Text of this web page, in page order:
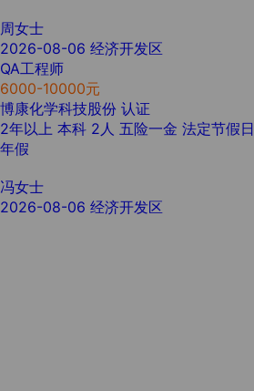
周女士
2026-08-06 经济开发区
QA工程师
6000-10000元
博康化学科技股份 认证
2年以上 本科 2人 五险一金 法定节假日
年假
冯女士
2026-08-06 经济开发区